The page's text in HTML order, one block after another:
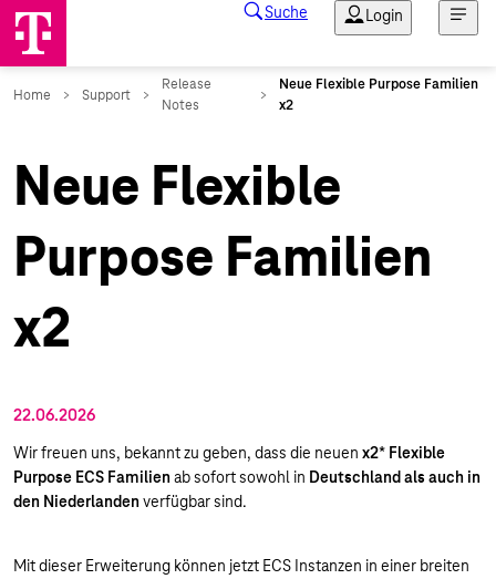
Neue Flexible
Purpose Familien
x2
22.06.2026
Wir freuen uns, bekannt zu geben, dass die neuen x2* Flexible
Purpose ECS Familienab sofort sowohl in Deutschland als auch in
den Niederlandenverfügbar sind.
Mit dieser Erweiterung können jetzt ECS Instanzen in einer breiten